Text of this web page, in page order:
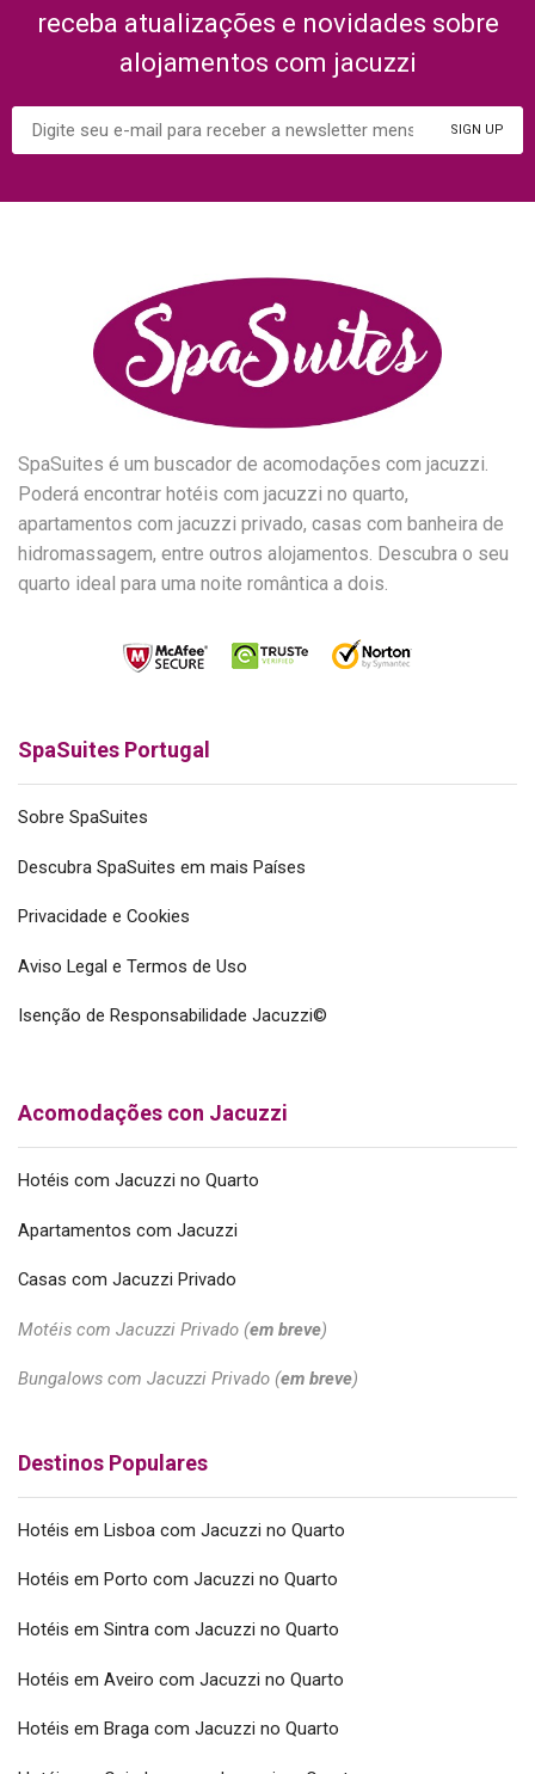
receba atualizações e novidades sobre
alojamentos com jacuzzi
SpaSuites é um buscador de acomodações com jacuzzi.
Poderá encontrar hotéis com jacuzzi no quarto,
apartamentos com jacuzzi privado, casas com banheira de
hidromassagem, entre outros alojamentos. Descubra o seu
quarto ideal para uma noite romântica a dois.
SpaSuites Portugal
Sobre SpaSuites
Descubra SpaSuites em mais Países
Privacidade e Cookies
Aviso Legal e Termos de Uso
Isenção de Responsabilidade Jacuzzi©
Acomodações con Jacuzzi
Hotéis com Jacuzzi no Quarto
Apartamentos com Jacuzzi
Casas com Jacuzzi Privado
Motéis com Jacuzzi Privado (em breve)
Bungalows com Jacuzzi Privado (em breve)
Destinos Populares
Hotéis em Lisboa com Jacuzzi no Quarto
Hotéis em Porto com Jacuzzi no Quarto
Hotéis em Sintra com Jacuzzi no Quarto
Hotéis em Aveiro com Jacuzzi no Quarto
Hotéis em Braga com Jacuzzi no Quarto